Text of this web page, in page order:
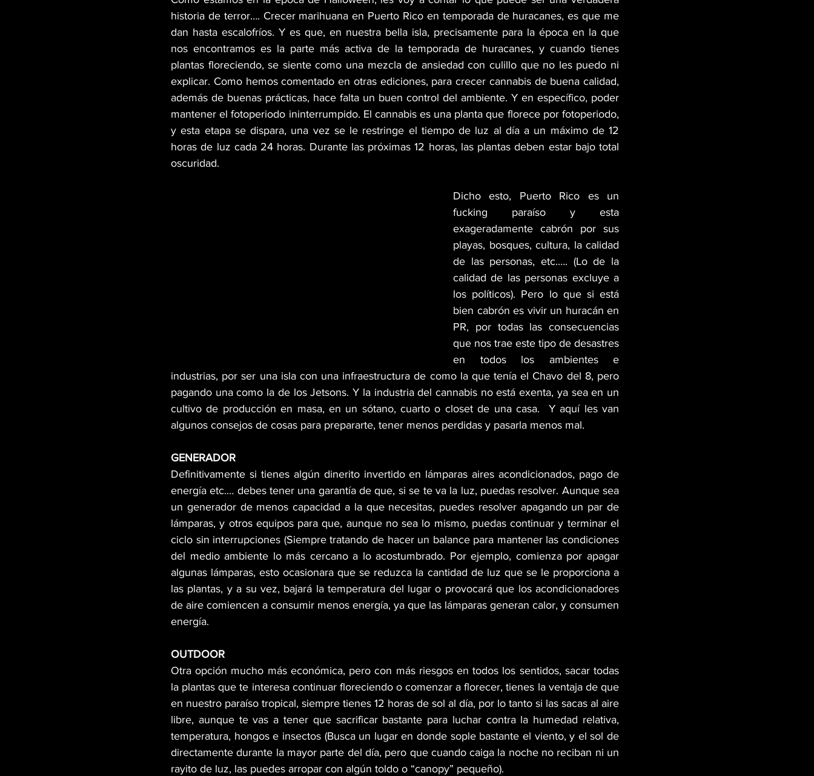
historia de terror…. Crecer marihuana en Puerto Rico en temporada de huracanes, es que me
dan hasta escalofríos. Y es que, en nuestra bella isla, precisamente para la época en la que
nos encontramos es la parte más activa de la temporada de huracanes, y cuando tienes
plantas floreciendo, se siente como una mezcla de ansiedad con culillo que no les puedo ni
explicar. Como hemos comentado en otras ediciones, para crecer cannabis de buena calidad,
además de buenas prácticas, hace falta un buen control del ambiente. Y en específico, poder
mantener el fotoperiodo ininterrumpido. El cannabis es una planta que florece por fotoperiodo,
y esta etapa se dispara, una vez se le restringe el tiempo de luz al día a un máximo de 12
horas de luz cada 24 horas. Durante las próximas 12 horas, las plantas deben estar bajo total
oscuridad.
Dicho esto, Puerto Rico es un
fucking paraíso y esta
exageradamente cabrón por sus
playas, bosques, cultura, la calidad
de las personas, etc.…. (Lo de la
calidad de las personas excluye a
los políticos). Pero lo que si está
bien cabrón es vivir un huracán en
PR, por todas las consecuencias
que nos trae este tipo de desastres
en todos los ambientes e
industrias, por ser una isla con una infraestructura de como la que tenía el Chavo del 8, pero
pagando una como la de los Jetsons. Y la industria del cannabis no está exenta, ya sea en un
cultivo de producción en masa, en un sótano, cuarto o closet de una casa.  Y aquí les van
algunos consejos de cosas para prepararte, tener menos perdidas y pasarla menos mal.
GENERADOR
Definitivamente si tienes algún dinerito invertido en lámparas aires acondicionados, pago de
energía etc.… debes tener una garantía de que, si se te va la luz, puedas resolver. Aunque sea
un generador de menos capacidad a la que necesitas, puedes resolver apagando un par de
lámparas, y otros equipos para que, aunque no sea lo mismo, puedas continuar y terminar el
ciclo sin interrupciones (Siempre tratando de hacer un balance para mantener las condiciones
del medio ambiente lo más cercano a lo acostumbrado. Por ejemplo, comienza por apagar
algunas lámparas, esto ocasionara que se reduzca la cantidad de luz que se le proporciona a
las plantas, y a su vez, bajará la temperatura del lugar o provocará que los acondicionadores
de aire comiencen a consumir menos energía, ya que las lámparas generan calor, y consumen
energía.
OUTDOOR
Otra opción mucho más económica, pero con más riesgos en todos los sentidos, sacar todas
la plantas que te interesa continuar floreciendo o comenzar a florecer, tienes la ventaja de que
en nuestro paraíso tropical, siempre tienes 12 horas de sol al día, por lo tanto si las sacas al aire
libre, aunque te vas a tener que sacrificar bastante para luchar contra la humedad relativa,
temperatura, hongos e insectos (Busca un lugar en donde sople bastante el viento, y el sol de
directamente durante la mayor parte del día, pero que cuando caiga la noche no reciban ni un
rayito de luz, las puedes arropar con algún toldo o “canopy” pequeño).